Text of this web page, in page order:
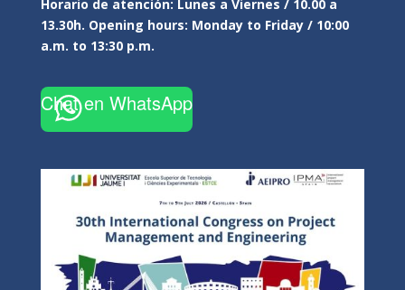
Horario de atención: Lunes a Viernes / 10.00 a
13.30h. Opening hours: Monday to Friday / 10:00
a.m. to 13:30 p.m.
Chat en WhatsApp